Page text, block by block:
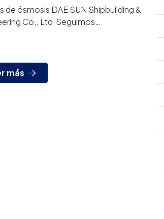
de ósmosis DAE SUN Shipbuilding &
Co., Ltd Seguimos
más